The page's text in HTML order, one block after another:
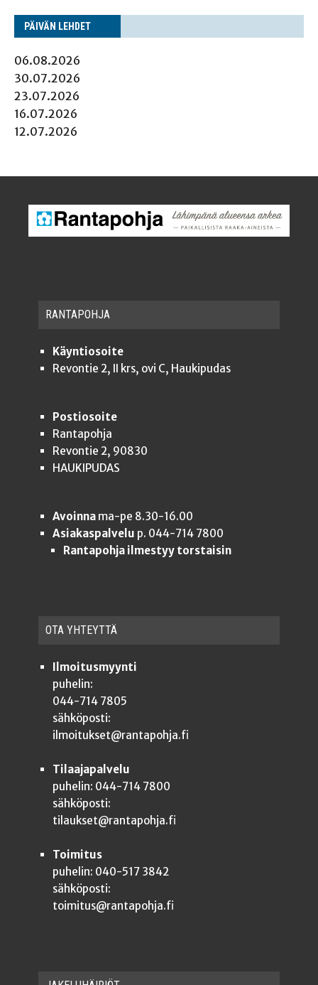
PÄI­VÄN LEHDET
06.08.2026
30.07.2026
23.07.2026
16.07.2026
12.07.2026
RAN­TA­POH­JA
Käyntiosoite
Revontie 2, II krs, ovi C, Haukipudas
Postiosoite
Rantapohja
Revontie 2, 90830
HAUKIPUDAS
Avoinnama-pe 8.30-16.00
Asiakaspalvelu p. 044-714 7800
Rantapohja ilmestyy torstaisin
OTA YHTEYT­TÄ
Ilmoitusmyynti
puhelin:
044-714 7805
sähköposti:
ilmoitukset@rantapohja.fi
Tilaajapalvelu
puhelin: 044-714 7800
sähköposti:
tilaukset@rantapohja.fi
Toimitus
puhelin: 040-517 3842
sähköposti:
toimitus@rantapohja.fi